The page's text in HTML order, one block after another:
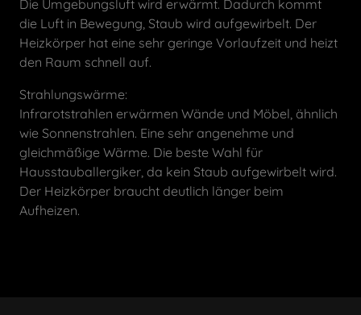
Die Umgebungsluft wird erwärmt. Dadurch kommt
die Luft in Bewegung, Staub wird aufgewirbelt. Der
Heizkörper hat eine sehr geringe Vorlaufzeit und heizt
den Raum schnell auf.
Strahlungswärme:
Infrarotstrahlen erwärmen Wände und Möbel, ähnlich
wie Sonnenstrahlen. Eine sehr angenehme und
gleichmäßige Wärme. Die beste Wahl für
Hausstauballergiker, da kein Staub aufgewirbelt wird.
Der Heizkörper braucht deutlich länger beim
Aufheizen.